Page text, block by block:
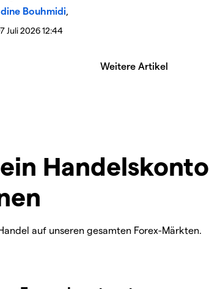
Bouhmidi,
Juli 2026 12:44
Weitere Artikel
Handelskonto
auf unseren gesamten Forex-Märkten.